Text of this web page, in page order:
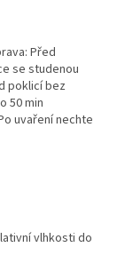
Před
se studenou
poklicí bez
50 min
uvaření nechte
vlhkosti do